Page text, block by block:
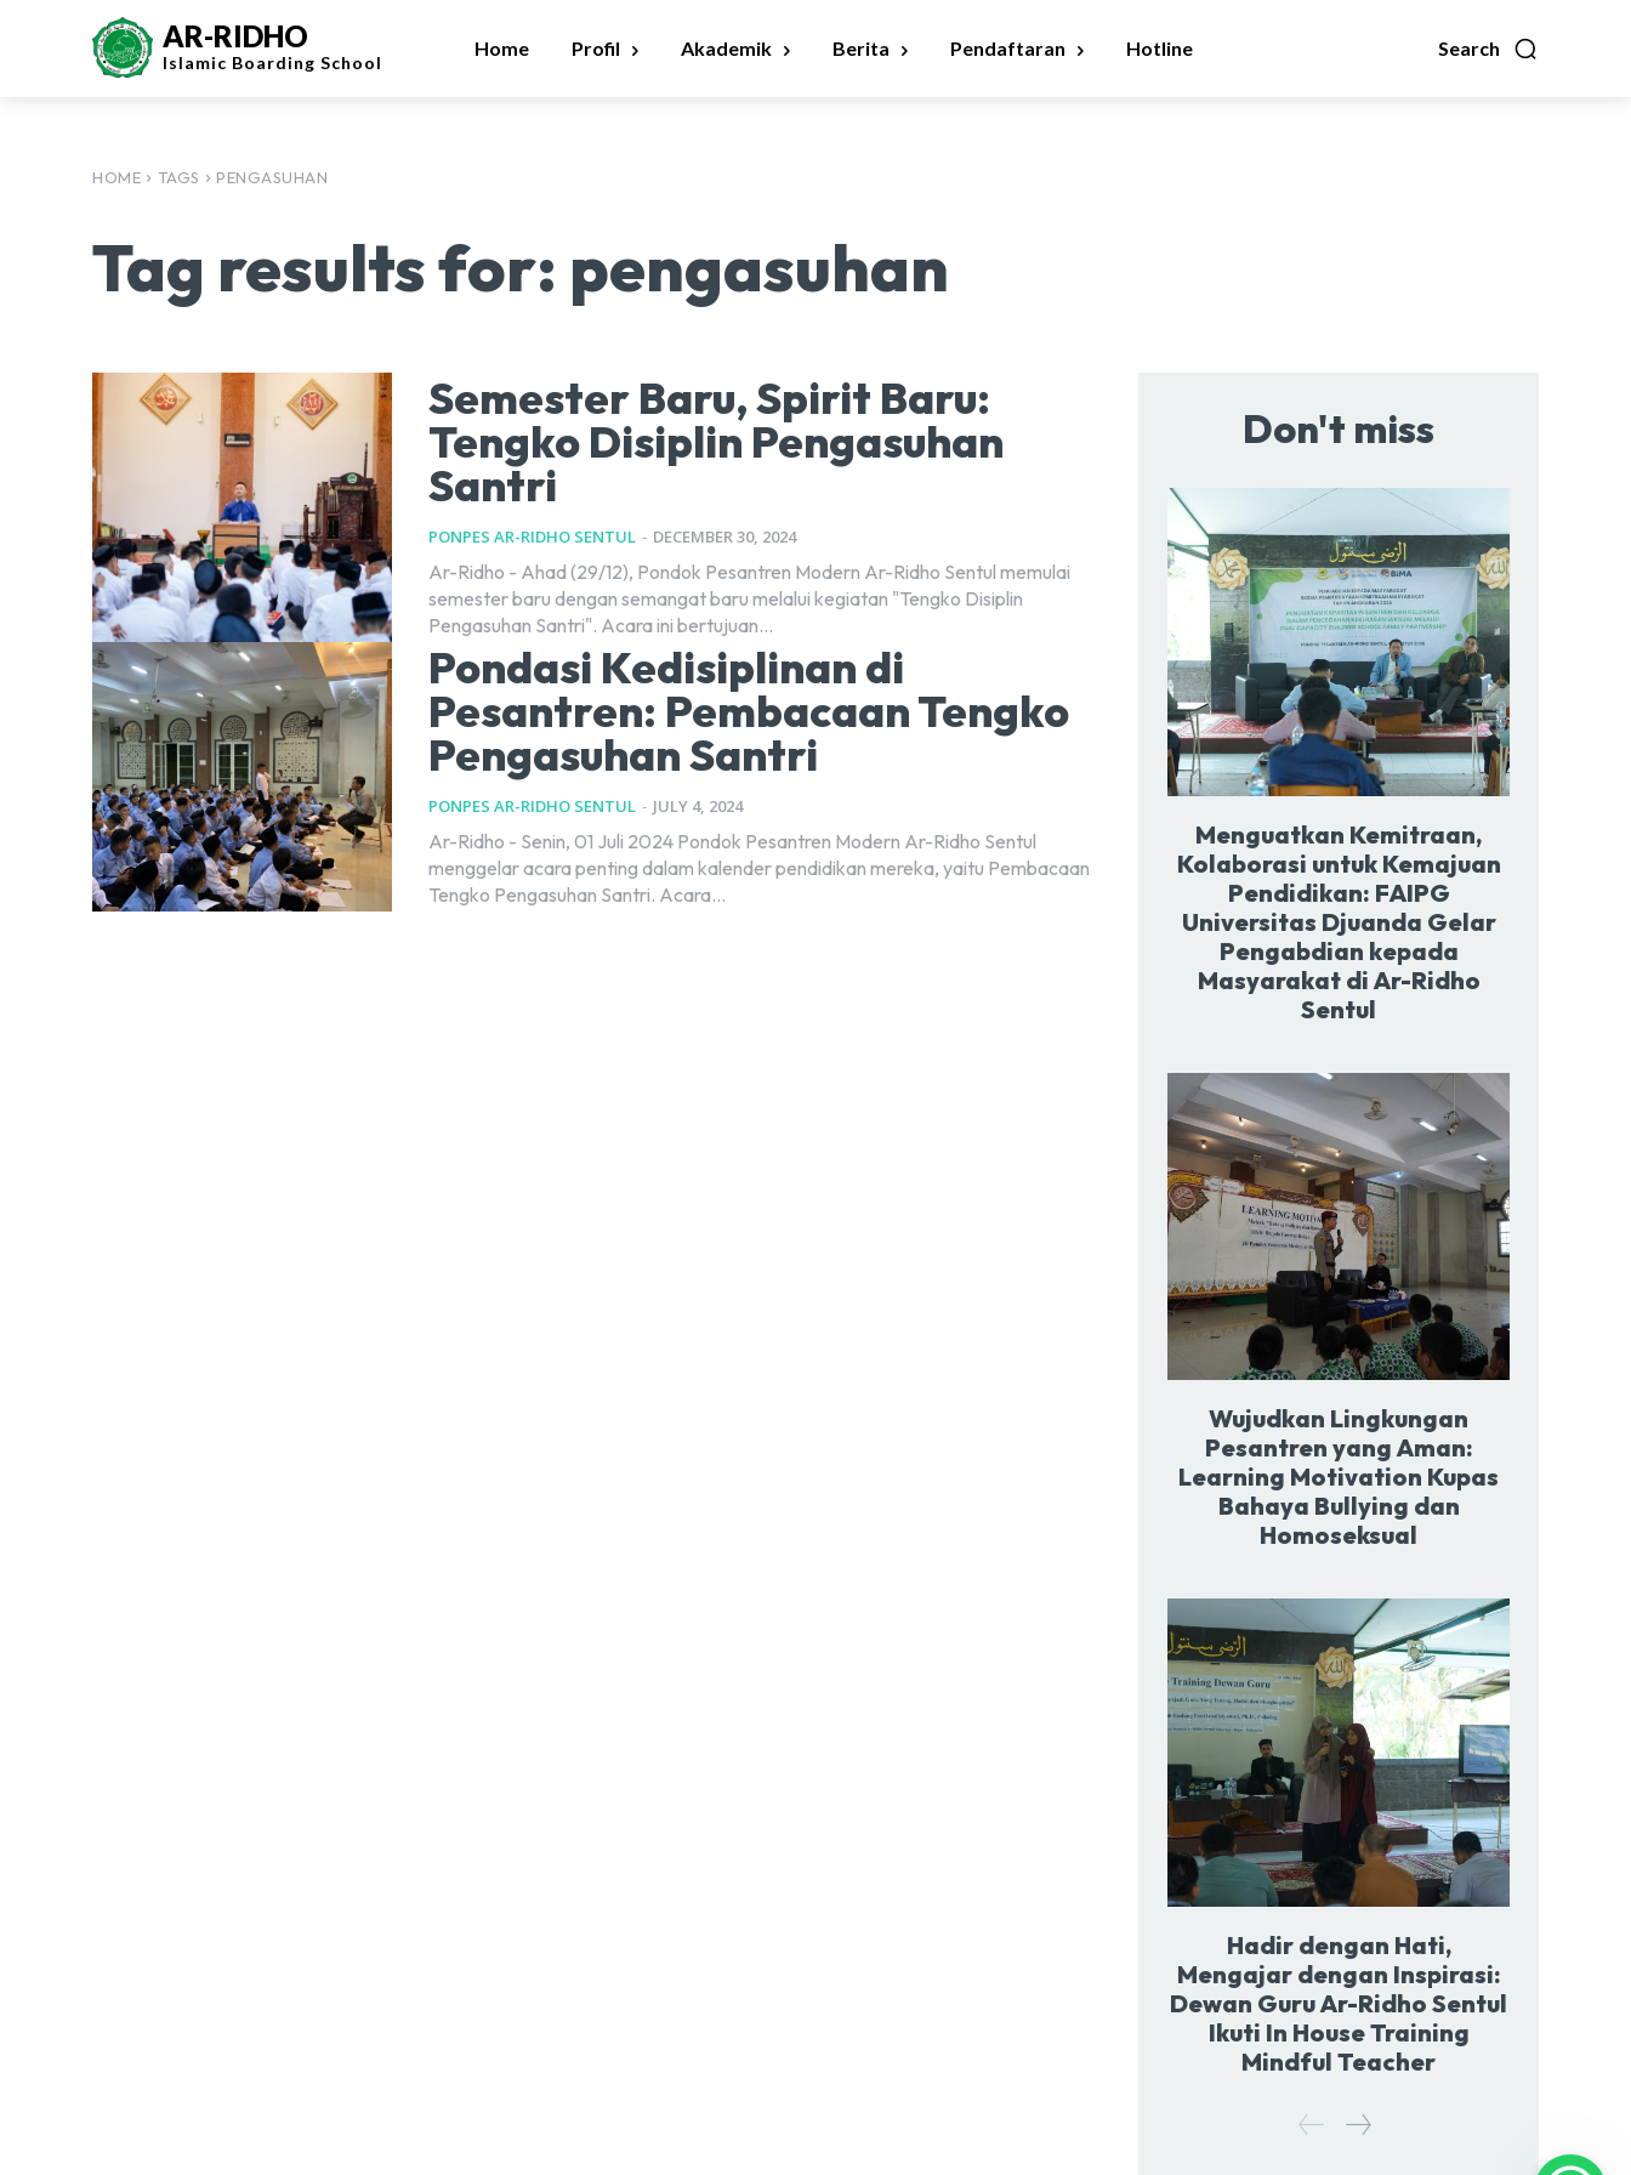
AR-RIDHO
Islamic Boarding School
Search
Home Profil Akademik Berita Pendaftaran Hotline
HOME TAGS PENGASUHAN
Tag results for: pengasuhan
Semester Baru, Spirit Baru:
Tengko Disiplin Pengasuhan
Santri
PONPES AR-RIDHO SENTUL - DECEMBER 30, 2024
Ar-Ridho - Ahad (29/12), Pondok Pesantren Modern Ar-Ridho Sentul memulai
semester baru dengan semangat baru melalui kegiatan "Tengko Disiplin
Pengasuhan Santri". Acara ini bertujuan...
Pondasi Kedisiplinan di
Pesantren: Pembacaan Tengko
Pengasuhan Santri
PONPES AR-RIDHO SENTUL - JULY 4, 2024
Ar-Ridho - Senin, 01 Juli 2024 Pondok Pesantren Modern Ar-Ridho Sentul
menggelar acara penting dalam kalender pendidikan mereka, yaitu Pembacaan
Tengko Pengasuhan Santri. Acara...
Don't miss
Menguatkan Kemitraan,
Kolaborasi untuk Kemajuan
Pendidikan: FAIPG
Universitas Djuanda Gelar
Pengabdian kepada
Masyarakat di Ar-Ridho
Sentul
Wujudkan Lingkungan
Pesantren yang Aman:
Learning Motivation Kupas
Bahaya Bullying dan
Homoseksual
Hadir dengan Hati,
Mengajar dengan Inspirasi:
Dewan Guru Ar-Ridho Sentul
Ikuti In House Training
Mindful Teacher